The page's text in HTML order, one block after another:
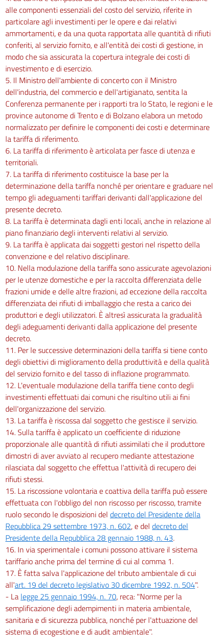
alle componenti essenziali del costo del servizio, riferite in
particolare agli investimenti per le opere e dai relativi
ammortamenti, e da una quota rapportata alle quantità di rifiuti
conferiti, al servizio fornito, e all'entità dei costi di gestione, in
modo che sia assicurata la copertura integrale dei costi di
investimento e di esercizio.
5. Il Ministro dell'ambiente di concerto con il Ministro
dell'industria, del commercio e dell'artigianato, sentita la
Conferenza permanente per i rapporti tra lo Stato, le regioni e le
province autonome di Trento e di Bolzano elabora un metodo
normalizzato per definire le componenti dei costi e determinare
la tariffa di riferimento.
6. La tariffa di riferimento è articolata per fasce di utenza e
territoriali.
7. La tariffa di riferimento costituisce la base per la
determinazione della tariffa nonché per orientare e graduare nel
tempo gli adeguamenti tariffari derivanti dall'applicazione del
presente decreto.
8. La tariffa è determinata dagli enti locali, anche in relazione al
piano finanziario degli interventi relativi al servizio.
9. La tariffa è applicata dai soggetti gestori nel rispetto della
convenzione e del relativo disciplinare.
10. Nella modulazione della tariffa sono assicurate agevolazioni
per le utenze domestiche e per la raccolta differenziata delle
frazioni umide e delle altre frazioni, ad eccezione della raccolta
differenziata dei rifiuti di imballaggio che resta a carico dei
produttori e degli utilizzatori. È altresì assicurata la gradualità
degli adeguamenti derivanti dalla applicazione del presente
decreto.
11. Per le successive determinazioni della tariffa si tiene conto
degli obiettivi di miglioramento della produttività e della qualità
del servizio fornito e del tasso di inflazione programmato.
12. L'eventuale modulazione della tariffa tiene conto degli
investimenti effettuati dai comuni che risultino utili ai fini
dell'organizzazione del servizio.
13. La tariffa è riscossa dal soggetto che gestisce il servizio.
14. Sulla tariffa è applicato un coefficiente di riduzione
proporzionale alle quantità di rifiuti assimilati che il produttore
dimostri di aver avviato al recupero mediante attestazione
rilasciata dal soggetto che effettua l'attività di recupero dei
rifiuti stessi.
15. La riscossione volontaria e coattiva della tariffa può essere
effettuata con l'obbligo del non riscosso per riscosso, tramite
ruolo secondo le disposizioni del decreto del Presidente della
Repubblica 29 settembre 1973, n. 602, e del decreto del
Presidente della Repubblica 28 gennaio 1988, n. 43.
16. In via sperimentale i comuni possono attivare il sistema
tariffario anche prima del termine di cui al comma 1.
17. È fatta salva l'applicazione del tributo ambientale di cui
all'art. 19 del decreto legislativo 30 dicembre 1992, n. 504".
- La legge 25 gennaio 1994, n. 70, reca: "Norme per la
semplificazione degli adempimenti in materia ambientale,
sanitaria e di sicurezza pubblica, nonché per l'attuazione del
sistema di ecogestione e di audit ambientale".